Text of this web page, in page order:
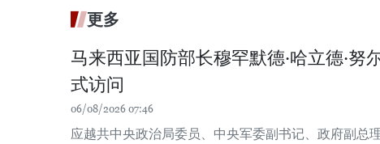
更多
马来西亚国防部长穆罕默德·哈立德·努
式访问
06/08/2026 07:46
应越共中央政治局委员、中央军委副书记、政府副总